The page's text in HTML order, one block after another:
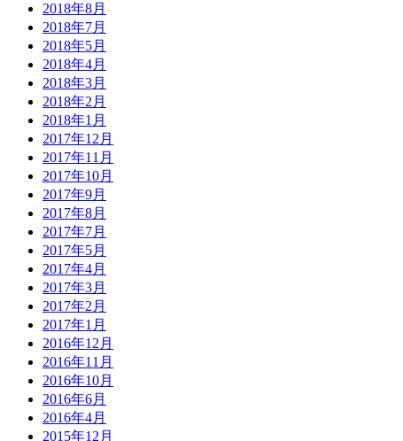
2018年8月
2018年7月
2018年5月
2018年4月
2018年3月
2018年2月
2018年1月
2017年12月
2017年11月
2017年10月
2017年9月
2017年8月
2017年7月
2017年5月
2017年4月
2017年3月
2017年2月
2017年1月
2016年12月
2016年11月
2016年10月
2016年6月
2016年4月
2015年12月